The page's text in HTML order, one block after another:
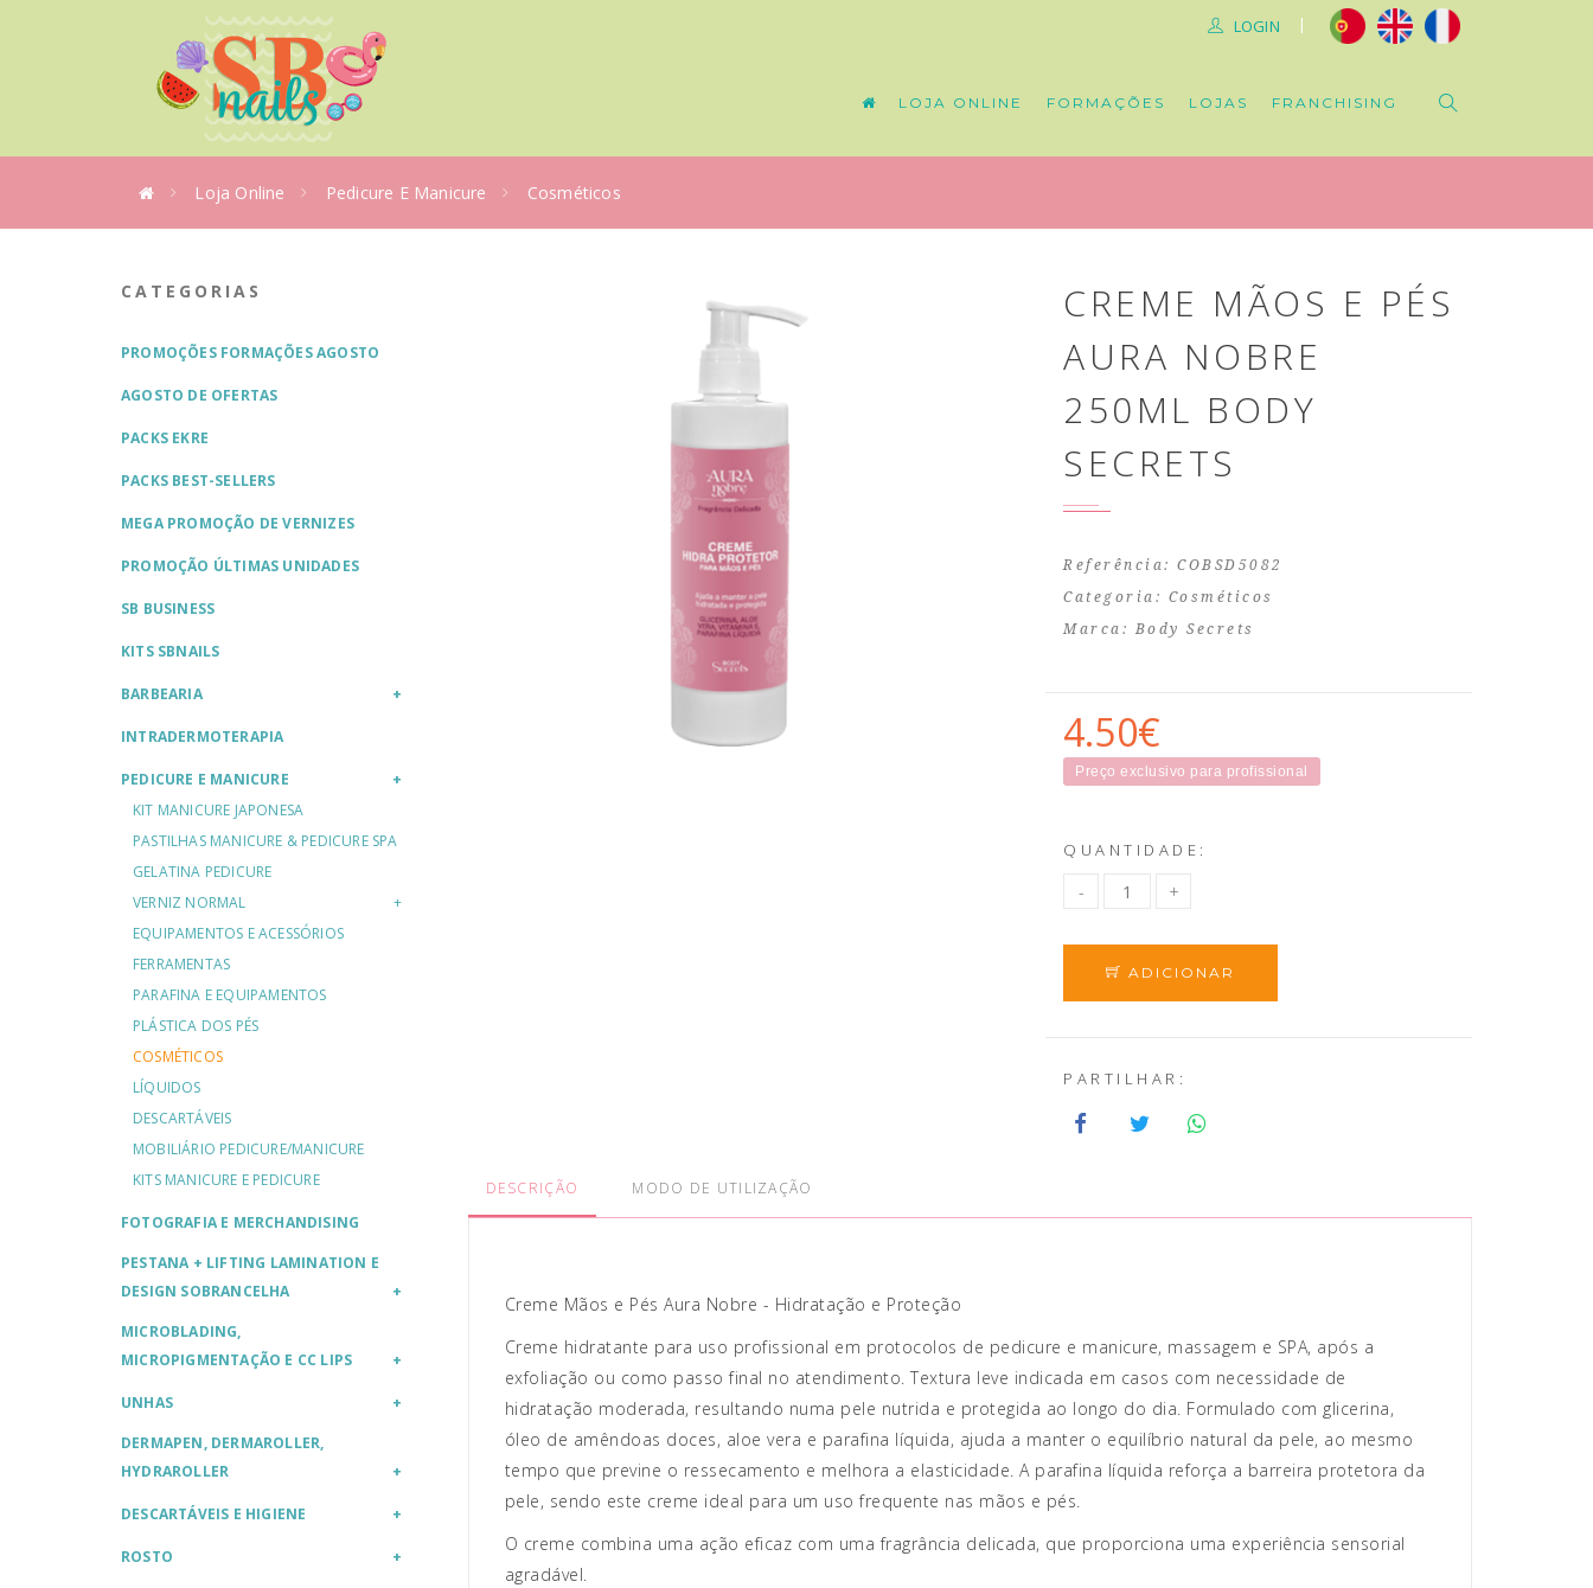
|
LOGIN
LOJA ONLINE FORMAÇÕES LOJAS FRANCHISING
Loja Online Pedicure E Manicure Cosméticos
CATEGORIAS
PROMOÇÕES FORMAÇÕES AGOSTO
AGOSTO DE OFERTAS
PACKS EKRE
PACKS BEST-SELLERS
MEGA PROMOÇÃO DE VERNIZES
PROMOÇÃO ÚLTIMAS UNIDADES
SB BUSINESS
KITS SBNAILS
BARBEARIA
INTRADERMOTERAPIA
PEDICURE E MANICURE
KIT MANICURE JAPONESA
PASTILHAS MANICURE & PEDICURE SPA
GELATINA PEDICURE
VERNIZ NORMAL
EQUIPAMENTOS E ACESSÓRIOS
FERRAMENTAS
PARAFINA E EQUIPAMENTOS
PLÁSTICA DOS PÉS
COSMÉTICOS
LÍQUIDOS
DESCARTÁVEIS
MOBILIÁRIO PEDICURE/MANICURE
KITS MANICURE E PEDICURE
FOTOGRAFIA E MERCHANDISING
PESTANA + LIFTING LAMINATION E
DESIGN SOBRANCELHA
MICROBLADING,
MICROPIGMENTAÇÃO E CC LIPS
UNHAS
DERMAPEN, DERMAROLLER,
HYDRAROLLER
DESCARTÁVEIS E HIGIENE
ROSTO
CREME MÃOS E PÉS
AURA NOBRE
250ML BODY
SECRETS
Referência: COBSD5082
Categoria: Cosméticos
Marca: Body Secrets
4.50€
Preço exclusivo para profissional
QUANTIDADE:
ADICIONAR
PARTILHAR:
DESCRIÇÃO MODO DE UTILIZAÇÃO
Creme Mãos e Pés Aura Nobre - Hidratação e Proteção
Creme hidratante para uso profissional em protocolos de pedicure e manicure, massagem e SPA, após a
exfoliação ou como passo final no atendimento. Textura leve indicada em casos com necessidade de
hidratação moderada, resultando numa pele nutrida e protegida ao longo do dia. Formulado com glicerina,
óleo de amêndoas doces, aloe vera e parafina líquida, ajuda a manter o equilíbrio natural da pele, ao mesmo
tempo que previne o ressecamento e melhora a elasticidade. A parafina líquida reforça a barreira protetora da
pele, sendo este creme ideal para um uso frequente nas mãos e pés.
O creme combina uma ação eficaz com uma fragrância delicada, que proporciona uma experiência sensorial
agradável.